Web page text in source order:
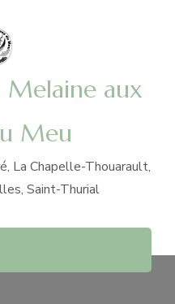
Melaine aux
Meu
La Chapelle-Thouarault,
Saint-Thurial